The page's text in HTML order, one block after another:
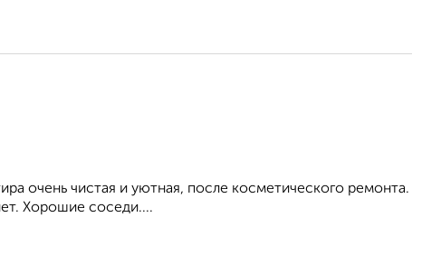
очень чистая и уютная, после косметического ремонта.
Хорошие соседи....